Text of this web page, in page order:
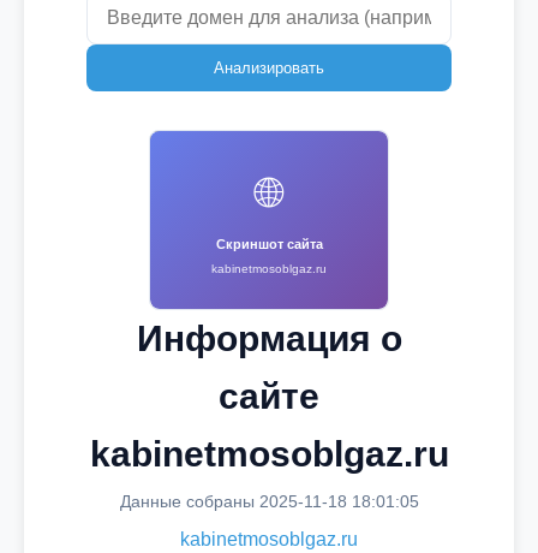
Анализировать
🌐
Скриншот сайта
kabinetmosoblgaz.ru
Информация о
сайте
kabinetmosoblgaz.ru
Данные собраны 2025-11-18 18:01:05
kabinetmosoblgaz.ru